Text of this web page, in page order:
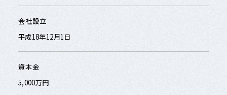
会社設立
平成18年12月1日
資本金
5,000万円